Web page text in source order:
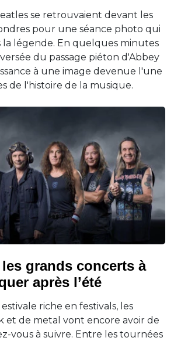
se retrouvaient devant les
pour une séance photo qui
légende. En quelques minutes
du passage piéton d'Abbey
à une image devenue l'une
de l'histoire de la musique.
les grands concerts à
après l’été
riche en festivals, les
et de metal vont encore avoir de
vous à suivre. Entre les tournées